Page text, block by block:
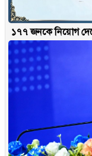
১৭৭ জনকে নিয়োগ